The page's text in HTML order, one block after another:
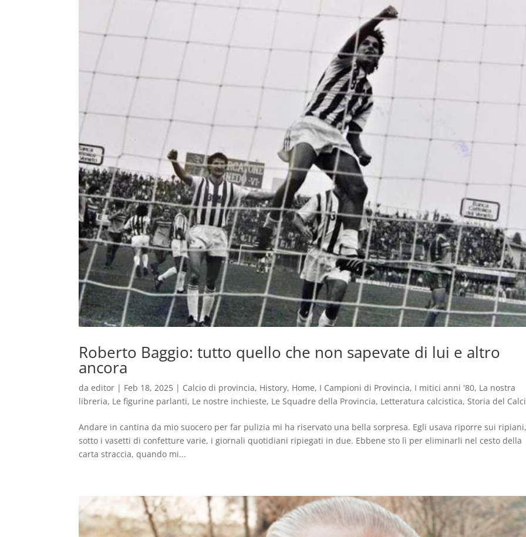
Roberto Baggio: tutto quello che non sapevate di lui e altro
ancora
daeditor | Feb 18, 2025 | Calcio di provincia, History, Home, I Campioni di Provincia, I mitici anni '80, La nostra
libreria, Le figurine parlanti, Le nostre inchieste, Le Squadre della Provincia, Letteratura calcistica,Storia del
Andare in cantina da mio suocero per far pulizia mi ha riservato una bella sorpresa. Egli usava riporre sui
sotto i vasetti di confetture varie, i giornali quotidiani ripiegati in due. Ebbene sto lì per eliminarli nel cesto della
carta straccia, quando mi...